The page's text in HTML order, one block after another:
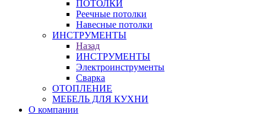
ПОТОЛКИ
Реечные потолки
Навесные потолки
ИНСТРУМЕНТЫ
Назад
ИНСТРУМЕНТЫ
Электроинструменты
Сварка
ОТОПЛЕНИЕ
МЕБЕЛЬ ДЛЯ КУХНИ
О компании